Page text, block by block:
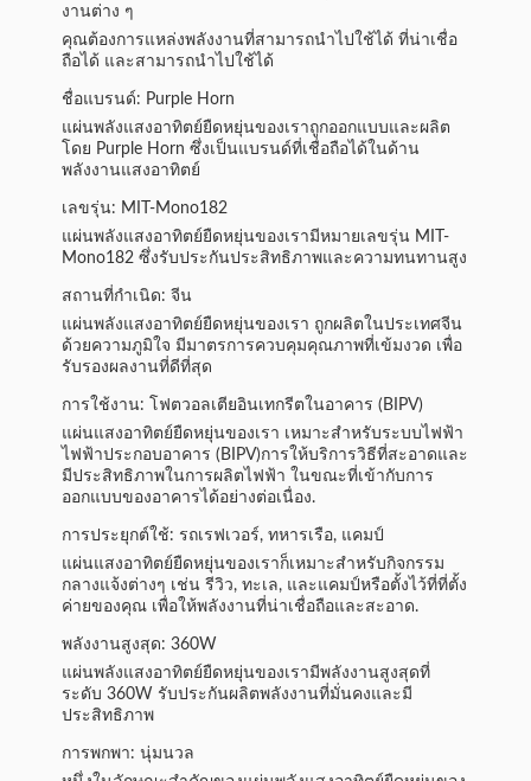
งานต่าง ๆ
คุณต้องการแหล่งพลังงานที่สามารถนําไปใช้ได้ ที่น่าเชื่อ
ถือได้ และสามารถนําไปใช้ได้
ชื่อแบรนด์: Purple Horn
แผ่นพลังแสงอาทิตย์ยืดหยุ่นของเราถูกออกแบบและผลิต
โดย Purple Horn ซึ่งเป็นแบรนด์ที่เชื่อถือได้ในด้าน
พลังงานแสงอาทิตย์
เลขรุ่น: MIT-Mono182
แผ่นพลังแสงอาทิตย์ยืดหยุ่นของเรามีหมายเลขรุ่น MIT-
Mono182 ซึ่งรับประกันประสิทธิภาพและความทนทานสูง
สถานที่กําเนิด: จีน
แผ่นพลังแสงอาทิตย์ยืดหยุ่นของเรา ถูกผลิตในประเทศจีน
ด้วยความภูมิใจ มีมาตรการควบคุมคุณภาพที่เข้มงวด เพื่อ
รับรองผลงานที่ดีที่สุด
การใช้งาน: โฟตวอลเตียอินเทกรีตในอาคาร (BIPV)
แผ่นแสงอาทิตย์ยืดหยุ่นของเรา เหมาะสําหรับระบบไฟฟ้า
ไฟฟ้าประกอบอาคาร (BIPV)การให้บริการวิธีที่สะอาดและ
มีประสิทธิภาพในการผลิตไฟฟ้า ในขณะที่เข้ากับการ
ออกแบบของอาคารได้อย่างต่อเนื่อง.
การประยุกต์ใช้: รถเรฟเวอร์, ทหารเรือ, แคมป์
แผ่นแสงอาทิตย์ยืดหยุ่นของเราก็เหมาะสําหรับกิจกรรม
กลางแจ้งต่างๆ เช่น รีวิว, ทะเล, และแคมป์หรือตั้งไว้ที่ที่ตั้ง
ค่ายของคุณ เพื่อให้พลังงานที่น่าเชื่อถือและสะอาด.
พลังงานสูงสุด: 360W
แผ่นพลังแสงอาทิตย์ยืดหยุ่นของเรามีพลังงานสูงสุดที่
ระดับ 360W รับประกันผลิตพลังงานที่มั่นคงและมี
ประสิทธิภาพ
การพกพา: นุ่มนวล